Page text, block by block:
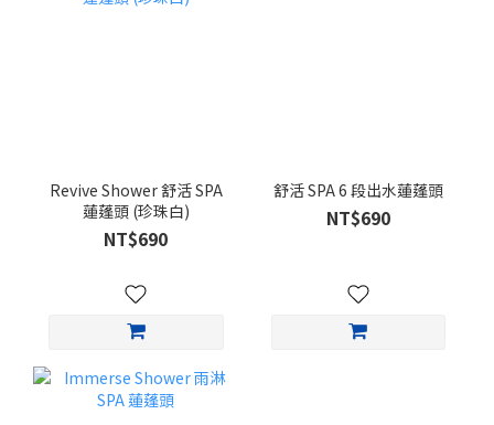
Revive Shower 舒活 SPA
蓮蓬頭 (珍珠白)
NT$690
舒活 SPA 6 段出水蓮蓬頭
NT$690